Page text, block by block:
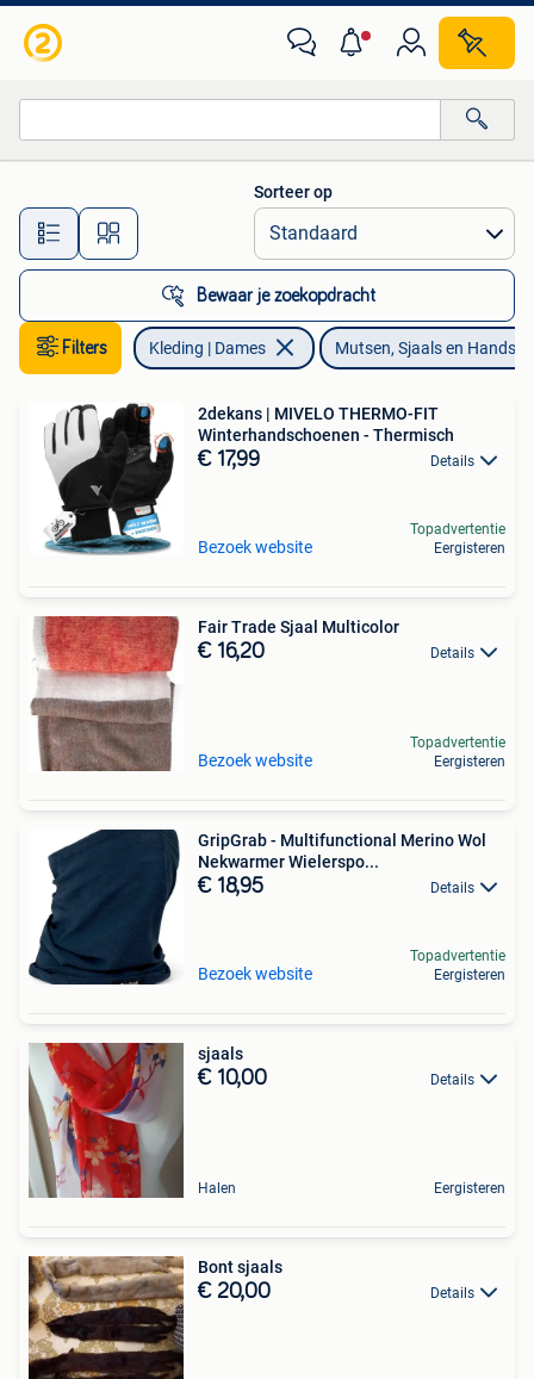
Alle afstanden…
Sorteer op
Bewaar je zoekopdracht
Filters Kleding | Dames Mutsen, Sjaals en
2dekans | MIVELO THERMO-FIT
Winterhandschoenen - Thermisch
€ 17,99 Details
Bezoek website
Topadvertentie
Eergisteren
Fair Trade Sjaal Multicolor
€ 16,20 Details
Bezoek website
Topadvertentie
Eergisteren
GripGrab - Multifunctional Merino Wol
Nekwarmer Wielerspo...
€ 18,95 Details
Bezoek website
Topadvertentie
Eergisteren
sjaals
€ 10,00 Details
Halen Eergisteren
Bont sjaals
€ 20,00 Details